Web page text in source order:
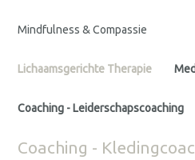
Mindfulness & Compassie
Lichaamsgerichte Therapie
Coaching - Leiderschapscoaching
Coaching -